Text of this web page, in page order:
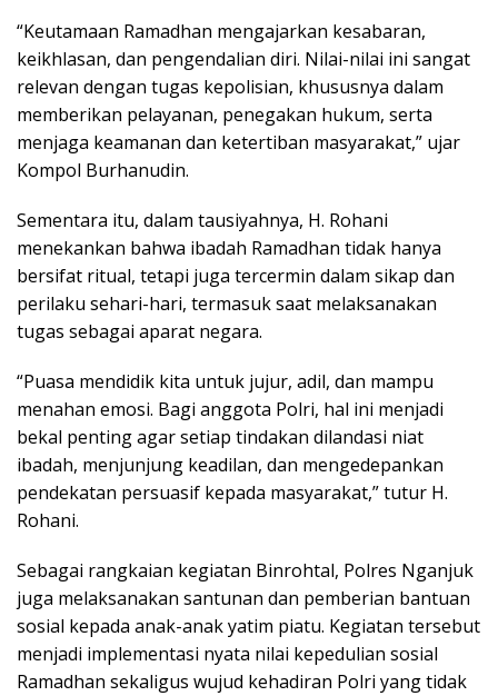
“Keutamaan Ramadhan mengajarkan kesabaran,
keikhlasan, dan pengendalian diri. Nilai-nilai ini sangat
relevan dengan tugas kepolisian, khususnya dalam
memberikan pelayanan, penegakan hukum, serta
menjaga keamanan dan ketertiban masyarakat,” ujar
Kompol Burhanudin.
Sementara itu, dalam tausiyahnya, H. Rohani
menekankan bahwa ibadah Ramadhan tidak hanya
bersifat ritual, tetapi juga tercermin dalam sikap dan
perilaku sehari-hari, termasuk saat melaksanakan
tugas sebagai aparat negara.
“Puasa mendidik kita untuk jujur, adil, dan mampu
menahan emosi. Bagi anggota Polri, hal ini menjadi
bekal penting agar setiap tindakan dilandasi niat
ibadah, menjunjung keadilan, dan mengedepankan
pendekatan persuasif kepada masyarakat,” tutur H.
Rohani.
Sebagai rangkaian kegiatan Binrohtal, Polres Nganjuk
juga melaksanakan santunan dan pemberian bantuan
sosial kepada anak-anak yatim piatu. Kegiatan tersebut
menjadi implementasi nyata nilai kepedulian sosial
Ramadhan sekaligus wujud kehadiran Polri yang tidak